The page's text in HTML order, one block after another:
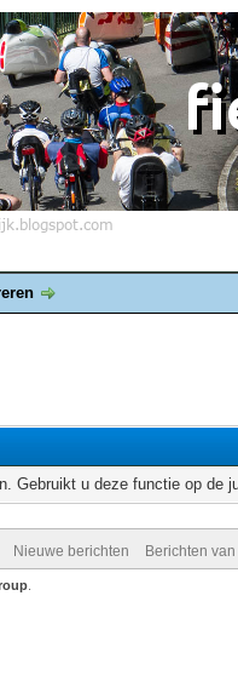
Gebruikt u deze functie op de
Nieuwe berichten Berichten